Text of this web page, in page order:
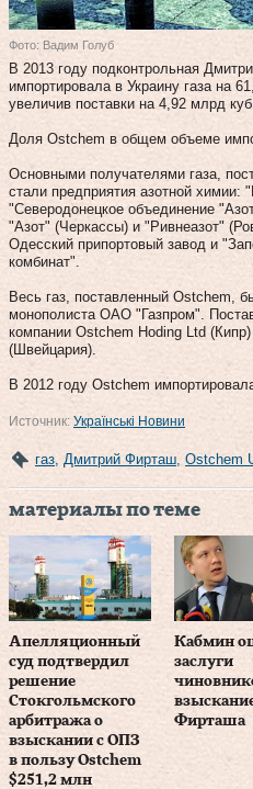
Фото: Вадим Голуб
В 2013 году подконтрольная
импортировала в Украину газа на
увеличив поставки на 4,92 млрд
Доля Ostchem в общем объеме
Основными получателями газа,
стали предприятия азотной химии:
"Северодонецкое объединение
"Азот" (Черкассы) и "Ривнеазот"
Одесский припортовый завод и
комбинат".
Весь газ, поставленный Ostchem,
монополиста ОАО "Газпром".
компании Ostchem Hoding Ltd
(Швейцария).
В 2012 году Ostchem
Источник: Українські Новини
газ, Дмитрий Фирташ, Ostchem
материалы по теме
Апелляционный
суд подтвердил
решение
Стокгольмского
арбитража о
взыскании с ОПЗ
в пользу Ostchem
$251,2 млн
Кабмин
заслуги
Фирташа